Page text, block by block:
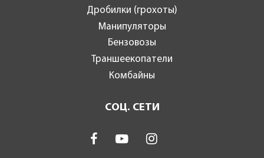
Дробилки (грохоты)
Манипуляторы
Бензовозы
Траншеекопатели
Комбайны
СОЦ. СЕТИ